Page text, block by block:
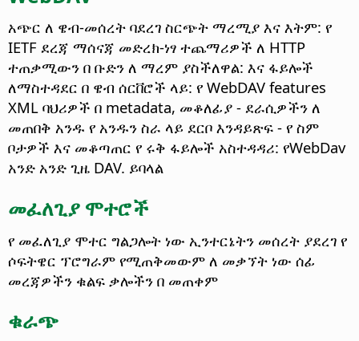
አጭር ለ ዌብ-መሰረት ባደረገ ስርጭት ማረሚያ እና እትም: የ
IETF ደረጃ ማሰናጃ መድረክ-ነፃ ተጨማሪዎች ለ HTTP
ተጠቃሚውን በ ቡድን ለ ማረም ያስችለዋል: እና ፋይሎች
ለማስተዳደር በ ዌብ ሰርቨሮች ላይ: የ WebDAV features
XML ባህሪዎች በ metadata, መቆለፊያ - ደራሲዎችን ለ
መጠበቅ አንዱ የ አንዱን ስራ ላይ ደርቦ እንዳይጽፍ - የ ስም
ቦታዎች እና መቆጣጠር የ ሩቅ ፋይሎች አስተዳዳሪ: የWebDav
አንድ አንድ ጊዜ DAV. ይባላል
መፈለጊያ ሞተሮች
የ መፈለጊያ ሞተር ግልጋሎት ነው ኢንተርኔትን መሰረት ያደረገ የ
ሶፍትዌር ፕሮግራም የሚጠቅመውም ለ መቃኘት ነው ሰፊ
መረጃዎችን ቁልፍ ቃሎችን በ መጠቀም
ቁራጭ